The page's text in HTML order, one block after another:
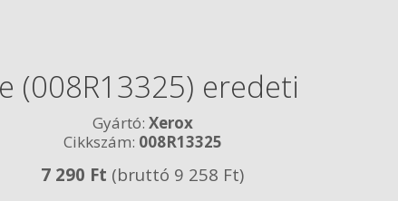
(008R13325) eredeti
Gyártó: Xerox
Cikkszám: 008R13325
7 290 Ft (bruttó 9 258 Ft)